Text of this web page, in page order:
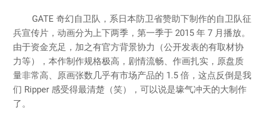
GATE 奇幻自卫队，系日本防卫省赞助下制作的自卫队征
兵宣传片，动画分为上下两季，第一季于 2015 年 7 月播放。
由于资金充足，加之有官方背景协力（公开发表的有取材协
力等），本作制作规格极高，剧情流畅、作画扎实，原盘质
量非常高、原画张数几乎有市场产品的 1.5 倍，这点反倒是我
们 Ripper 感受得最清楚（笑），可以说是壕气冲天的大制作
了。